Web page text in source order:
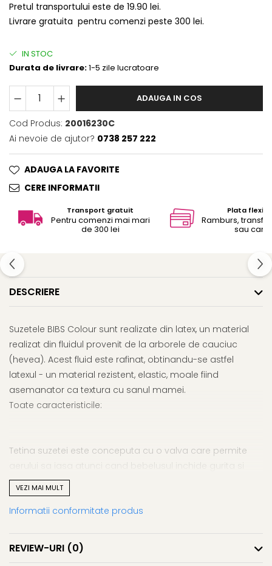
Pretul transportului este de 19.90 lei.
Livrare gratuita pentru comenzi peste 300 lei.
IN STOC
Durata de livrare:1-5 zile lucratoare
ADAUGA IN COS
Cod Produs: 20016230C
Ai nevoie de ajutor? 0738 257 222
ADAUGA LA FAVORITE
CERE INFORMATII
Transport gratuit
Pentru comenzi mai mari
de 300 lei
Plata
Ramburs,
sau card
DESCRIERE
Suzetele BIBS Colour sunt realizate din latex, un material
realizat din fluidul provenit de la arborele de cauciuc
(hevea). Acest fluid este rafinat, obtinandu-se astfel
latexul - un material rezistent, elastic, moale fiind
asemanator ca textura cu sanul mamei.
Toate caracteristicile:
Tetina suzetei este conceputa cu o valva care permite
aerului sa iasa atunci cand bebelusul inchide gurita si
preia forma naturala a cavitatii bucale a bebelusului.
VEZI MAI MULT
Informatii conformitate produs
REVIEW-URI (0)